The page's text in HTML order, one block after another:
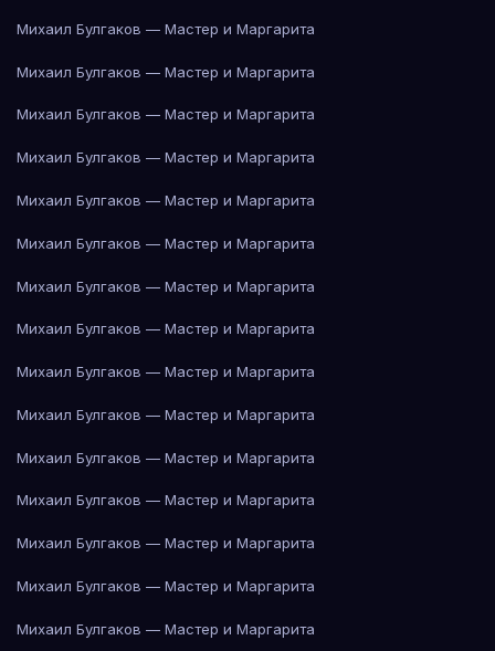
Михаил Булгаков — Мастер и Маргарита
Михаил Булгаков — Мастер и Маргарита
Михаил Булгаков — Мастер и Маргарита
Михаил Булгаков — Мастер и Маргарита
Михаил Булгаков — Мастер и Маргарита
Михаил Булгаков — Мастер и Маргарита
Михаил Булгаков — Мастер и Маргарита
Михаил Булгаков — Мастер и Маргарита
Михаил Булгаков — Мастер и Маргарита
Михаил Булгаков — Мастер и Маргарита
Михаил Булгаков — Мастер и Маргарита
Михаил Булгаков — Мастер и Маргарита
Михаил Булгаков — Мастер и Маргарита
Михаил Булгаков — Мастер и Маргарита
Михаил Булгаков — Мастер и Маргарита